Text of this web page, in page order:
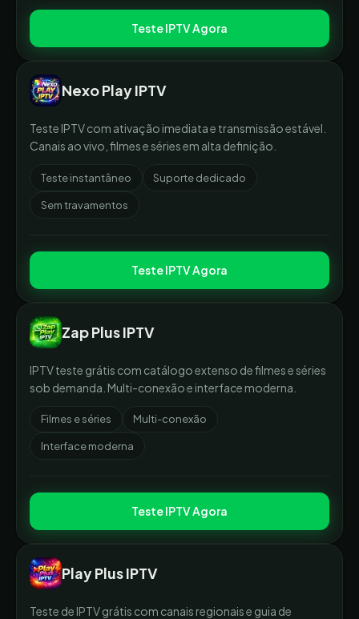
Teste IPTV Agora
Nexo Play IPTV
Teste IPTV com ativação imediata e transmissão estável.
Canais ao vivo, filmes e séries em alta definição.
Teste instantâneo Suporte dedicado
Sem travamentos
Teste IPTV Agora
Zap Plus IPTV
IPTV teste grátis com catálogo extenso de filmes e séries
sob demanda. Multi-conexão e interface moderna.
Filmes e séries Multi-conexão
Interface moderna
Teste IPTV Agora
Play Plus IPTV
Teste de IPTV grátis com canais regionais e guia de